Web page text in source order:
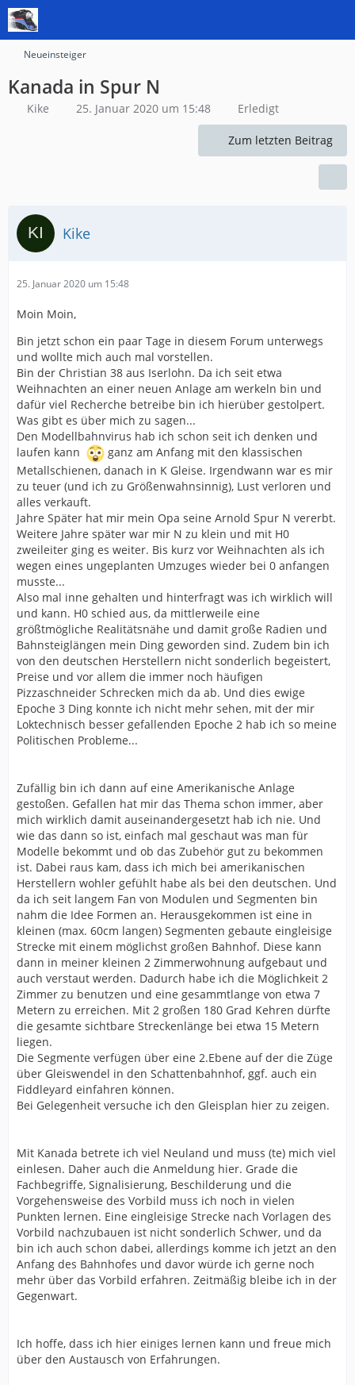
Neueinsteiger
Kanada in Spur N
Kike 25. Januar 2020 um 15:48 Erledigt
Zum letzten Beitrag
Kike
25. Januar 2020 um 15:48
Moin Moin,
Bin jetzt schon ein paar Tage in diesem Forum unterwegs
und wollte mich auch mal vorstellen.
Bin der Christian 38 aus Iserlohn. Da ich seit etwa
Weihnachten an einer neuen Anlage am werkeln bin und
dafür viel Recherche betreibe bin ich hierüber gestolpert.
Was gibt es über mich zu sagen...
Den Modellbahnvirus hab ich schon seit ich denken und
laufen kann
ganz am Anfang mit den klassischen
Metallschienen, danach in K Gleise. Irgendwann war es mir
zu teuer (und ich zu Größenwahnsinnig), Lust verloren und
alles verkauft.
Jahre Später hat mir mein Opa seine Arnold Spur N vererbt.
Weitere Jahre später war mir N zu klein und mit H0
zweileiter ging es weiter. Bis kurz vor Weihnachten als ich
wegen eines ungeplanten Umzuges wieder bei 0 anfangen
musste...
Also mal inne gehalten und hinterfragt was ich wirklich will
und kann. H0 schied aus, da mittlerweile eine
größtmögliche Realitätsnähe und damit große Radien und
Bahnsteiglängen mein Ding geworden sind. Zudem bin ich
von den deutschen Herstellern nicht sonderlich begeistert,
Preise und vor allem die immer noch häufigen
Pizzaschneider Schrecken mich da ab. Und dies ewige
Epoche 3 Ding konnte ich nicht mehr sehen, mit der mir
Loktechnisch besser gefallenden Epoche 2 hab ich so meine
Politischen Probleme...
Zufällig bin ich dann auf eine Amerikanische Anlage
gestoßen. Gefallen hat mir das Thema schon immer, aber
mich wirklich damit auseinandergesetzt hab ich nie. Und
wie das dann so ist, einfach mal geschaut was man für
Modelle bekommt und ob das Zubehör gut zu bekommen
ist. Dabei raus kam, dass ich mich bei amerikanischen
Herstellern wohler gefühlt habe als bei den deutschen. Und
da ich seit langem Fan von Modulen und Segmenten bin
nahm die Idee Formen an. Herausgekommen ist eine in
kleinen (max. 60cm langen) Segmenten gebaute eingleisige
Strecke mit einem möglichst großen Bahnhof. Diese kann
dann in meiner kleinen 2 Zimmerwohnung aufgebaut und
auch verstaut werden. Dadurch habe ich die Möglichkeit 2
Zimmer zu benutzen und eine gesammtlange von etwa 7
Metern zu erreichen. Mit 2 großen 180 Grad Kehren dürfte
die gesamte sichtbare Streckenlänge bei etwa 15 Metern
liegen.
Die Segmente verfügen über eine 2.Ebene auf der die Züge
über Gleiswendel in den Schattenbahnhof, ggf. auch ein
Fiddleyard einfahren können.
Bei Gelegenheit versuche ich den Gleisplan hier zu zeigen.
Mit Kanada betrete ich viel Neuland und muss (te) mich viel
einlesen. Daher auch die Anmeldung hier. Grade die
Fachbegriffe, Signalisierung, Beschilderung und die
Vorgehensweise des Vorbild muss ich noch in vielen
Punkten lernen. Eine eingleisige Strecke nach Vorlagen des
Vorbild nachzubauen ist nicht sonderlich Schwer, und da
bin ich auch schon dabei, allerdings komme ich jetzt an den
Anfang des Bahnhofes und davor würde ich gerne noch
mehr über das Vorbild erfahren. Zeitmäßig bleibe ich in der
Gegenwart.
Ich hoffe, dass ich hier einiges lernen kann und freue mich
über den Austausch von Erfahrungen.